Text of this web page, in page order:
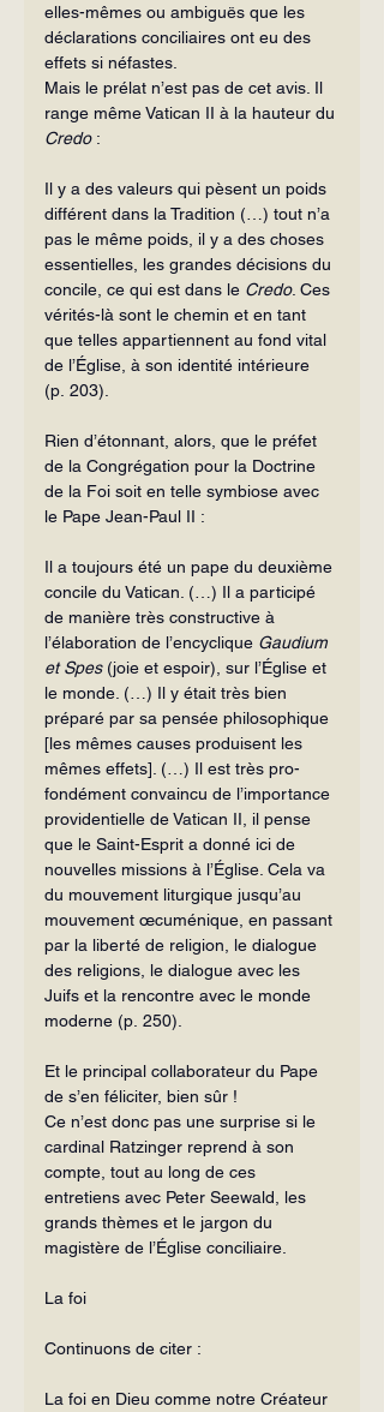
elles-mêmes ou am­biguës que les
déclarations conciliaires ont eu des
effets si néfastes.
Mais le prélat n’est pas de cet avis. Il
range même Vatican II à la hauteur du
Credo :
Il y a des valeurs qui pèsent un poids
différent dans la Tradition (…) tout n’a
pas le même poids, il y a des choses
essentielles, les grandes déci­sions du
concile, ce qui est dans le Credo. Ces
vérités-là sont le chemin et en tant
que telles appartiennent au fond vital
de l’Église, à son identité intérieure
(p. 203).
Rien d’étonnant, alors, que le préfet
de la Congrégation pour la Doctrine
de la Foi soit en telle symbiose avec
le Pape Jean-Paul II :
Il a toujours été un pape du deuxième
concile du Vatican. (…) Il a participé
de manière très construc­tive à
l’élaboration de l’encyclique Gaudium
et Spes (joie et espoir), sur l’Église et
le monde. (…) Il y était très bien
préparé par sa pensée philoso­phique
[les mêmes causes produisent les
mêmes effets]. (…) Il est très pro­
fondément convaincu de l’importance
providentielle de Vatican II, il pense
que le Saint-Esprit a donné ici de
nouvelles missions à l’Église. Cela va
du mouvement liturgique jusqu’au
mouvement œcuménique, en passant
par la liberté de religion, le dialogue
des religions, le dialogue avec les
Juifs et la rencontre avec le monde
moderne (p. 250).
Et le principal collaborateur du Pape
de s’en féliciter, bien sûr !
Ce n’est donc pas une surprise si le
cardinal Ratzinger reprend à son
compte, tout au long de ces
entretiens avec Peter Seewald, les
grands thèmes et le jargon du
magistère de l’Église conciliaire.
La foi
Continuons de citer :
La foi en Dieu comme notre Créa­teur